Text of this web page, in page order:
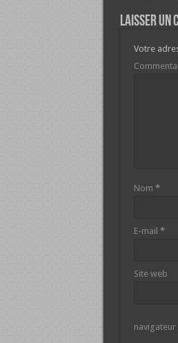
Laisser un
Votre
Nom *
E-mail *
Site web